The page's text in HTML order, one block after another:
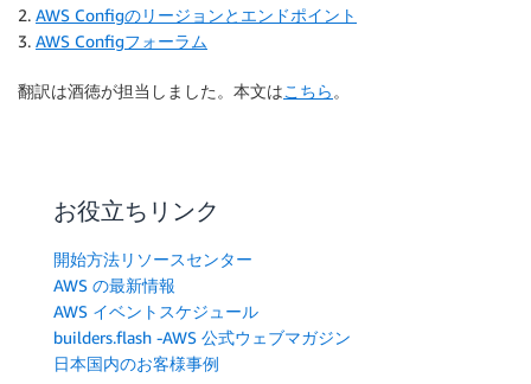
2. AWS Configのリージョンとエンドポイント
3. AWS Configフォーラム
翻訳は酒徳が担当しました。本文はこちら 。
お役立ちリンク
開始方法リソースセンター
AWS の最新情報
AWS イベントスケジュール
builders.flash -AWS 公式ウェブマガジン
日本国内のお客様事例